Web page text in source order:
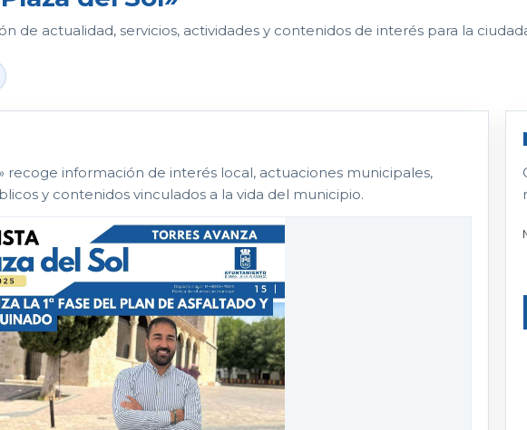
de actualidad, servicios, actividades y contenidos de interés para la
recoge información de interés local, actuaciones municipales,
y contenidos vinculados a la vida del municipio.